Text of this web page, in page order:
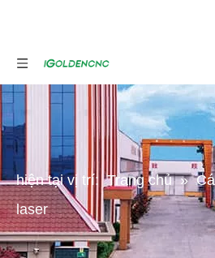
hiện tại vị trí: Trang chủ »
laser